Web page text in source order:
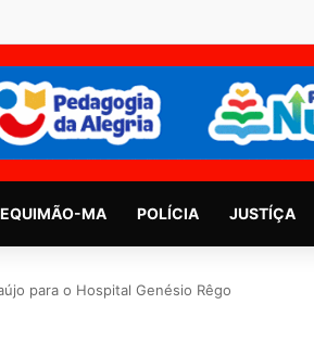
MA POLÍCIA JUSTÍÇA
para o Hospital Genésio Rêgo